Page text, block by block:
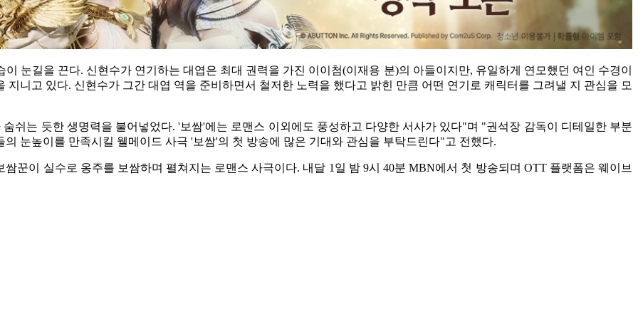
눈길을 끈다. 신현수가 연기하는 대엽은 최대 권력을 가진 이이첨(이재용 분)의 아들이지만, 유일하게 연모했던 여인 수경이
니고 있다. 신현수가 그간 대엽 역을 준비하면서 철저한 노력을 했다고 밝힌 만큼 어떤 연기로 캐릭터를 그려낼 지 관심을 모
쉬는 듯한 생명력을 불어넣었다. '보쌈'에는 로맨스 이외에도 풍성하고 다양한 서사가 있다"며 "권석장 감독이 디테일한 부분
눈높이를 만족시킬 웰메이드 사극 '보쌈'의 첫 방송에 많은 기대와 관심을 부탁드린다"고 전했다.
꾼이 실수로 옹주를 보쌈하며 펼쳐지는 로맨스 사극이다. 내달 1일 밤 9시 40분 MBN에서 첫 방송되며 OTT 플랫폼은 웨이브